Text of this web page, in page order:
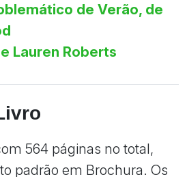
de Verão, de
Lauren Roberts
564 páginas no total,
padrão em Brochura. Os